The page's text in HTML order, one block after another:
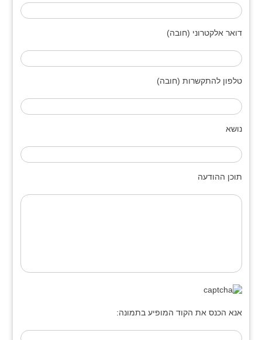
דואר אלקטרוני (חובה)
טלפון להתקשרות (חובה)
נושא
תוכן ההודעה
אנא הכנס את הקוד המופיע בתמונה: